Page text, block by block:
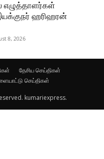
எழுத்தாளர்கள்
ஹரிஹரன்
8, 2026
தேசிய செய்திகள்
செய்திகள்
kumariexpress.